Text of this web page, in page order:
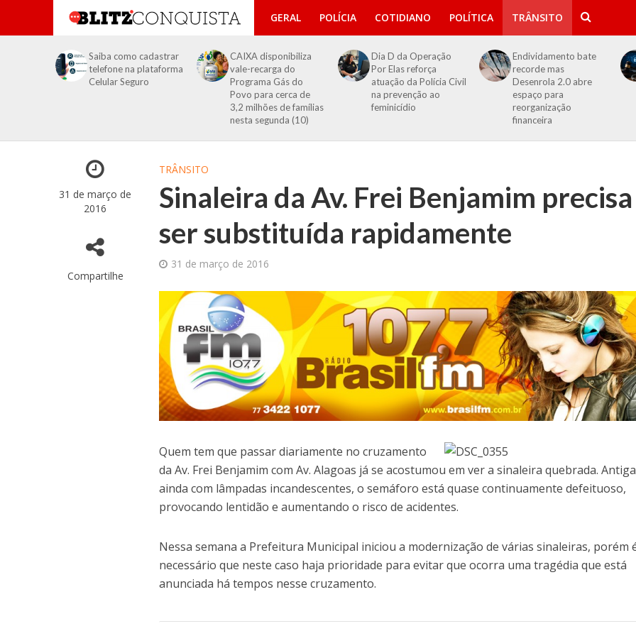
GERAL POLÍCIA COTIDIANO POLÍTICA TRÂNSITO
Saiba como cadastrar
telefone na plataforma
Celular Seguro
CAIXA disponibiliza
vale-recarga do
Programa Gás do
Povo para cerca de
3,2 milhões de famílias
nesta segunda (10)
Dia D da Operação
Por Elas reforça
atuação da Polícia Civil
na prevenção ao
feminicídio
Endividamento bate
recorde mas
Desenrola 2.0 abre
espaço para
reorganização
financeira
31 de março de
2016
Compartilhe
TRÂNSITO
Sinaleira da Av. Frei Benjamim precisa
ser substituída rapidamente
31 de março de 2016
Quem tem que passar diariamente no cruzamento
da Av. Frei Benjamim com Av. Alagoas já se acostumou em ver a sinaleira quebrada.
ainda com lâmpadas incandescentes, o semáforo está quase continuamente defeituoso,
provocando lentidão e aumentando o risco de acidentes.
Nessa semana a Prefeitura Municipal iniciou a modernização de várias sinaleiras, porém
necessário que neste caso haja prioridade para evitar que ocorra uma tragédia que está
anunciada há tempos nesse cruzamento.